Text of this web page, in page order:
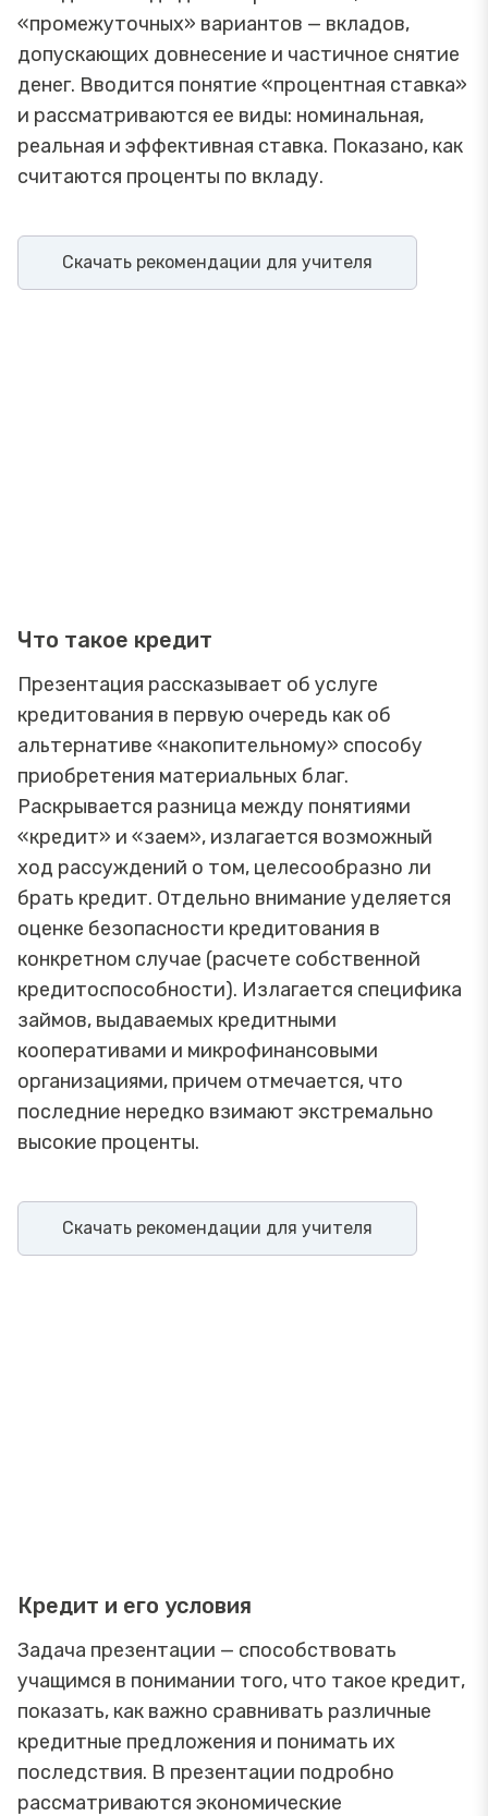
«промежуточных» вариантов — вкладов,
допускающих довнесение и частичное снятие
денег. Вводится понятие «процентная ставка»
и рассматриваются ее виды: номинальная,
реальная и эффективная ставка. Показано, как
считаются проценты по вкладу.
Скачать рекомендации для учителя
Что такое кредит
Презентация рассказывает об услуге
кредитования в первую очередь как об
альтернативе «накопительному» способу
приобретения материальных благ.
Раскрывается разница между понятиями
«кредит» и «заем», излагается возможный
ход рассуждений о том, целесообразно ли
брать кредит. Отдельно внимание уделяется
оценке безопасности кредитования в
конкретном случае (расчете собственной
кредитоспособности). Излагается специфика
займов, выдаваемых кредитными
кооперативами и микрофинансовыми
организациями, причем отмечается, что
последние нередко взимают экстремально
высокие проценты.
Скачать рекомендации для учителя
Кредит и его условия
Задача презентации — способствовать
учащимся в понимании того, что такое кредит,
показать, как важно сравнивать различные
кредитные предложения и понимать их
последствия. В презентации подробно
рассматриваются экономические